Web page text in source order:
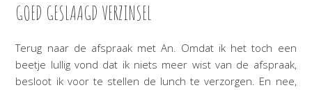
GOED GESLAAGD VERZINSEL
Terug naar de afspraak met An. Omdat ik het toch een
beetje lullig vond dat ik niets meer wist van de afspraak,
besloot ik voor te stellen de lunch te verzorgen. En nee,